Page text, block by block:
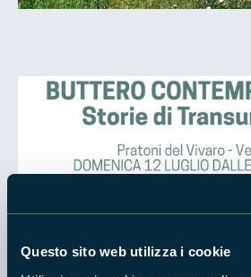
Questo sito web utilizza i cookie
Velletri ospitano "Buttero